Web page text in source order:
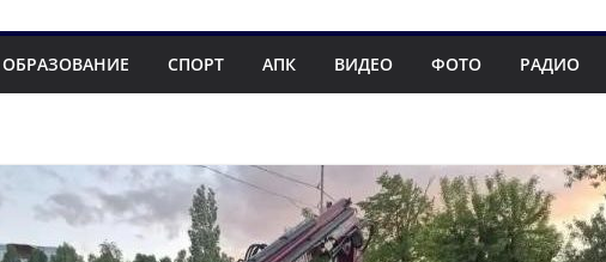
ОБРАЗОВАНИЕ СПОРТ АПК ВИДЕО ФОТО РАДИО